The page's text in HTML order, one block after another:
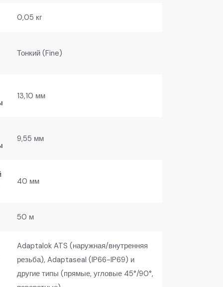
0,05 кг
Тонкий (Fine)
13,10 мм
9,55 мм
40 мм
50 м
Adaptalok ATS (наружная/внутренняя
резьба), Adaptaseal (IP66-IP69) и
другие типы (прямые, угловые 45°/90°,